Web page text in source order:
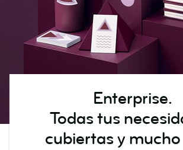
Enterprise.
Todas tus
cubiertas y